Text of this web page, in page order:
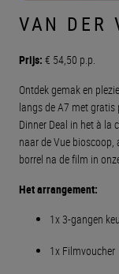
VAN DER
Prijs: € 54,50 p.p.
Ontdek gemak en
langs de A7 met gratis
Dinner Deal in het à
naar de Vue bioscoop,
borrel na de film in
Het arrangement:
1x 3-gangen
1x Filmvoucher